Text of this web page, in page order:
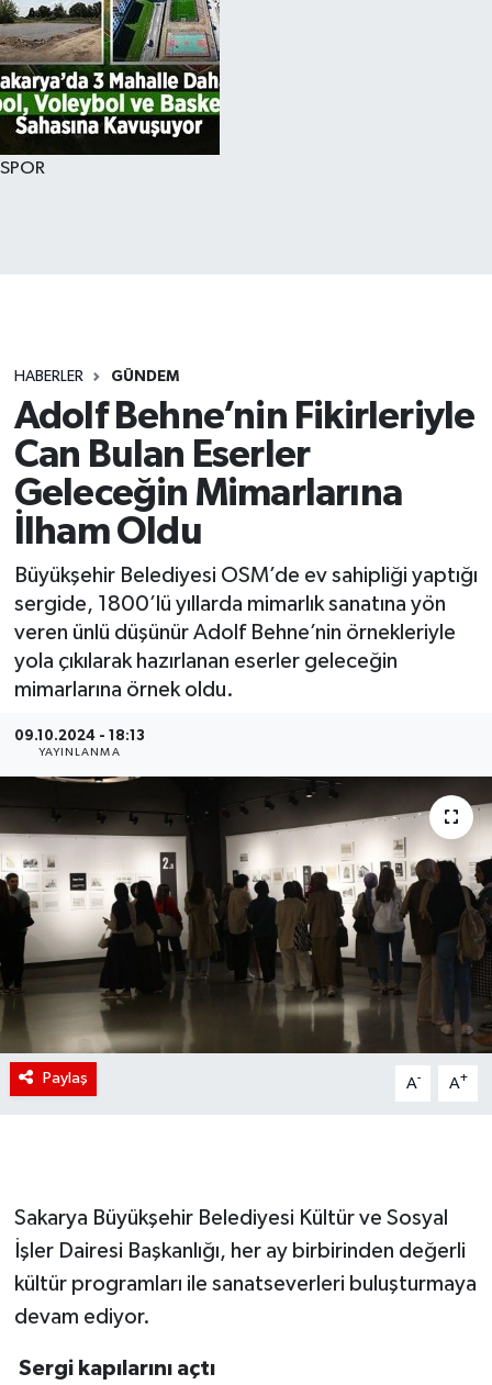
SPOR
HABERLER GÜNDEM
Adolf Behne’nin Fikirleriyle
Can Bulan Eserler
Geleceğin Mimarlarına
İlham Oldu
Büyükşehir Belediyesi OSM’de ev sahipliği yaptığı
sergide, 1800’lü yıllarda mimarlık sanatına yön
veren ünlü düşünür Adolf Behne’nin örnekleriyle
yola çıkılarak hazırlanan eserler geleceğin
mimarlarına örnek oldu.
09.10.2024 - 18:13
YAYINLANMA
Paylaş A- A+
Sakarya Büyükşehir Belediyesi Kültür ve Sosyal
İşler Dairesi Başkanlığı, her ay birbirinden değerli
kültür programları ile sanatseverleri buluşturmaya
devam ediyor.
Sergi kapılarını açtı